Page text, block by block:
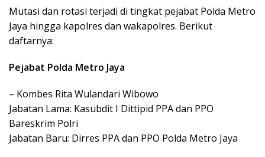
Mutasi dan rotasi terjadi di tingkat pejabat Polda Metro
Jaya hingga kapolres dan wakapolres. Berikut
daftarnya:
Pejabat Polda Metro Jaya
– Kombes Rita Wulandari Wibowo
Jabatan Lama: Kasubdit I Dittipid PPA dan PPO
Bareskrim Polri
Jabatan Baru: Dirres PPA dan PPO Polda Metro Jaya